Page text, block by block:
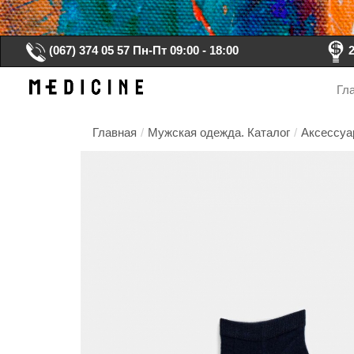
(067) 374 05 57 Пн-Пт 09:00 - 18:00
Главная / Мужская одежда. Каталог /